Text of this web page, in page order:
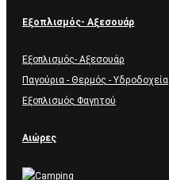
Εξοπλισμός- Αξεσουάρ
Εξοπλισμός- Αξεσουάρ
Παγούρια - Θερμός - Υδροδοχεία
Εξοπλισμός Φαγητού
Αιώρες